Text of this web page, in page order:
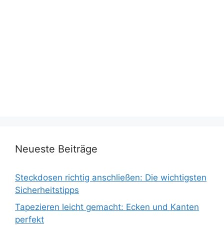
Neueste Beiträge
Steckdosen richtig anschließen: Die wichtigsten
Sicherheitstipps
Tapezieren leicht gemacht: Ecken und Kanten
perfekt